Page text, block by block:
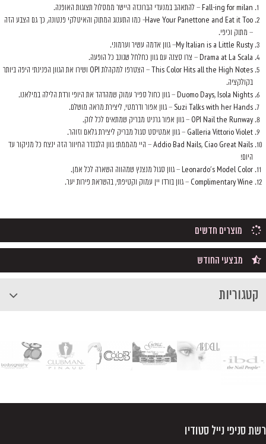
Fall-ing for milan – להתאהב במנעדי הברונזה היישר ממסלול תצוגות האופנה.
Have Your Panettone and Eat it Too- כמו התענוג המתוק והאיטלקי פנטונה, כך גם הצבע הזה
– מתוק וכיפי.
My Italian is a Little Rusty– גוון אדמה עשיר וערמוני.
Drama at La Scala – צרו סצנה עם גוון כחלחל שגונב כל הופעה.
This Color Hits all the High Notes – הצטרפו למקהלת OPI ושירו את הגוון הפנינתי היפה ביותר
בקולקציה.
Duomo Days, Isola Nights – גוון כחול ספיר עמוק שמהדהד את היופי ורדת הלילה במילאנו.
Suzi Talks with her Hands – גוון אפור ודרמטי, ליצירת מראה מושלם.
OPI Nail the Runway – גוון אפור גרניט מבריק שמתאים לכל לוק.
Galleria Vittorio Violet – גוון אמטיסט סגול מבריק ליצירת גלאם וזוהר.
Addio Bad Nails, Ciao Great Nails – היי מהממת! גוון הלבנדר החיוור הזה ינצח כל מניקור עד
היום!
Leonardo's Model Color – גוון סגול מנצנץ שמהווה השארה לכל אמן.
Complimentary Wine – גוון בורדו יין עמוק וקטיפתי, בהשראת פירות יער.
מוצרים חדשים
מבצעי החודש
קטגוריות
רשת סניפי נייל סטודיו